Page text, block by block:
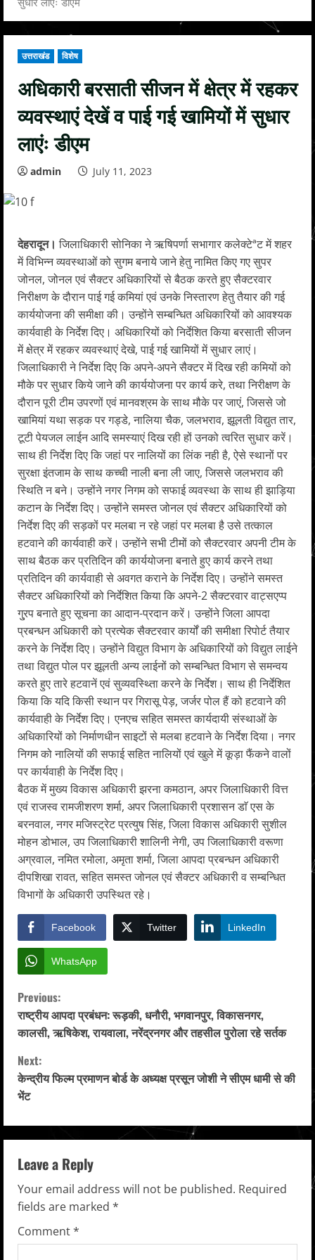
उत्तराखंड विशेष
अधिकारी बरसाती सीजन में क्षेत्र में रहकर
व्यवस्थाएं देखें व पाई गई खामियों में सुधार
लाएंः डीएम
admin July 11, 2023
देहरादून। जिलाधिकारी सोनिका ने ऋषिपर्णा सभागार कलेक्टेªट में शहर
में विभिन्न व्यवस्थाओं को सुगम बनाये जाने हेतु नामित किए गए सुपर
जोनल, जोनल एवं सैक्टर अधिकारियों से बैठक करते हुए सैक्टरवार
निरीक्षण के दौरान पाई गई कमियां एवं उनके निस्तारण हेतु तैयार की गई
कार्ययोजना की समीक्षा की। उन्होंने सम्बन्धित अधिकारियों को आवश्यक
कार्यवाही के निर्देश दिए। अधिकारियों को निर्देशित किया बरसाती सीजन
में क्षेत्र में रहकर व्यवस्थाएं देखे, पाई गई खामियों में सुधार लाएं।
जिलाधिकारी ने निर्देश दिए कि अपने-अपने सैक्टर में दिख रही कमियों को
मौके पर सुधार किये जाने की कार्ययोजना पर कार्य करे, तथा निरीक्षण के
दौरान पूरी टीम उपरणों एवं मानवश्रम के साथ मौके पर जाएं, जिससे जो
खामियां यथा सड़क पर गड्डे, नालिया चैक, जलभराव, झूलती विद्युत तार,
टूटी पेयजल लाईन आदि समस्याएं दिख रही हों उनको त्वरित सुधार करें।
साथ ही निर्देश दिए कि जहां पर नालियों का लिंक नही है, ऐसे स्थानों पर
सुरक्षा इंतजाम के साथ कच्ची नाली बना ली जाए, जिससे जलभराव की
स्थिति न बने। उन्होंने नगर निगम को सफाई व्यवस्था के साथ ही झाड़िया
कटान के निर्देश दिए। उन्होंने समस्त जोनल एवं सैक्टर अधिकारियों को
निर्देश दिए की सड़कों पर मलबा न रहे जहां पर मलबा है उसे तत्काल
हटवाने की कार्यवाही करें। उन्होंने सभी टीमों को सैक्टरवार अपनी टीम के
साथ बैठक कर प्रतिदिन की कार्ययोजना बनाते हुए कार्य करने तथा
प्रतिदिन की कार्यवाही से अवगत कराने के निर्देश दिए। उन्होंने समस्त
सैक्टर अधिकारियों को निर्देशित किया कि अपने-2 सैक्टरवार वाट्सएप्प
गु्रप बनाते हुए सूचना का आदान-प्रदान करें। उन्होंने जिला आपदा
प्रबन्धन अधिकारी को प्रत्येक सैक्टरवार कार्यों की समीक्षा रिपोर्ट तैयार
करने के निर्देश दिए। उन्होंने विद्युत विभाग के अधिकारियों को विद्युत लाईने
तथा विद्युत पोल पर झूलती अन्य लाईनों को सम्बन्धित विभाग से समन्वय
करते हुए तारे हटवानें एवं सुव्यवस्थ्तिा करने के निर्देश। साथ ही निर्देशित
किया कि यदि किसी स्थान पर गिरासू पेड़, जर्जर पोल हैं को हटवाने की
कार्यवाही के निर्देश दिए। एनएच सहित समस्त कार्यदायी संस्थाओं के
अधिकारियों को निर्माणधीन साइटों से मलबा हटवाने के निर्देश दिया। नगर
निगम को नालियों की सफाई सहित नालियों एवं खुले में कूड़ा फैंकने वालों
पर कार्यवाही के निर्देश दिए।
बैठक में मुख्य विकास अधिकारी झरना कमठान, अपर जिलाधिकारी वित्त
एवं राजस्व रामजीशरण शर्मा, अपर जिलाधिकारी प्रशासन डाॅ एस के
बरनवाल, नगर मजिस्ट्रेट प्रत्युष सिंह, जिला विकास अधिकारी सुशील
मोहन डोभाल, उप जिलाधिकारी शालिनी नेगी, उप जिलाधिकारी वरूणा
अग्रवाल, नमित रमोला, अमृता शर्मा, जिला आपदा प्रबन्धन अधिकारी
दीपशिखा रावत, सहित समस्त जोनल एवं सैक्टर अधिकारी व सम्बन्धित
विभागों के अधिकारी उपस्थित रहे।
Facebook Twitter LinkedIn
WhatsApp
C
o
n
t
i
n
u
e
R
Previous:
राष्ट्रीय आपदा प्रबंधन: रूड़की, धनौरी, भगवानपुर, विकासनगर,
कालसी, ऋषिकेश, रायवाला, नरेंद्रनगर और तहसील पुरोला रहे सर्तक
Next:
केन्द्रीय फिल्म प्रमाणन बोर्ड के अध्यक्ष प्रसून जोशी ने सीएम धामी से की
भेंट
Leave a Reply
Your email address will not be published. Required
fields are marked *
Comment*